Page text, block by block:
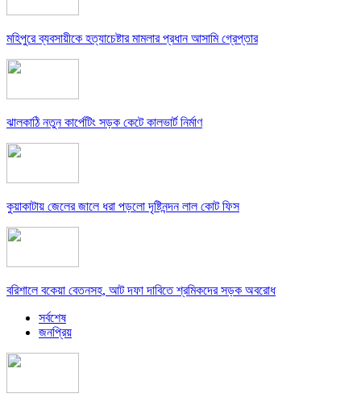
মহিপুরে ব্যবসায়ীকে হত্যাচেষ্টার মামলার প্রধান আসামি গ্রেপ্তার
ঝালকাঠি নতুন কার্পেটিং সড়ক কেটে কালভার্ট নির্মাণ
কুয়াকাটায় জেলের জালে ধরা পড়লো দৃষ্টিনন্দন লাল কোট ফিস
বরিশালে বকেয়া বেতনসহ, আট দফা দাবিতে শ্রমিকদের সড়ক অবরোধ
সর্বশেষ
জনপ্রিয়